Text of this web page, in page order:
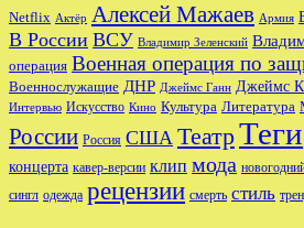
Netflix Актёр Алексей Мажаев Армия
В России ВСУ Владимир Зеленский
операция Военная операция по
Военнослужащие ДНР Джеймс Ганн Джеймс
Интервью Искусство Кино Культура Литература
России Россия США ТеатрТеги
концерта кавер-версии клип мода
сингл одежда рецензии смерть стиль